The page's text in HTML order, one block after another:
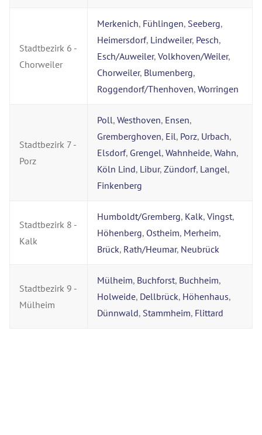
Stadtbezirk 6 -
Chorweiler
Merkenich, Fühlingen, Seeberg,
Heimersdorf, Lindweiler, Pesch,
Esch/Auweiler, Volkhoven/Weiler,
Chorweiler, Blumenberg,
Roggendorf/Thenhoven, Worringen
Stadtbezirk 7 -
Porz
Poll, Westhoven, Ensen,
Gremberghoven, Eil, Porz, Urbach,
Elsdorf, Grengel, Wahnheide, Wahn,
Köln Lind, Libur, Zündorf, Langel,
Finkenberg
Stadtbezirk 8 -
Kalk
Humboldt/Gremberg, Kalk, Vingst,
Höhenberg, Ostheim, Merheim,
Brück, Rath/Heumar, Neubrück
Stadtbezirk 9 -
Mülheim
Mülheim, Buchforst, Buchheim,
Holweide, Dellbrück, Höhenhaus,
Dünnwald, Stammheim, Flittard